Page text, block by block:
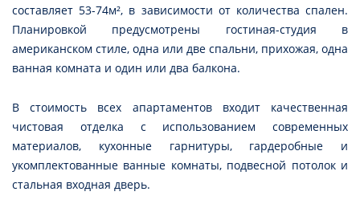
составляет 53-74м², в зависимости от количества спален.
Планировкой предусмотрены гостиная-студия в
американском стиле, одна или две спальни, прихожая, одна
ванная комната и один или два балкона.
В стоимость всех апартаментов входит качественная
чистовая отделка с использованием современных
материалов, кухонные гарнитуры, гардеробные и
укомплектованные ванные комнаты, подвесной потолок и
стальная входная дверь.